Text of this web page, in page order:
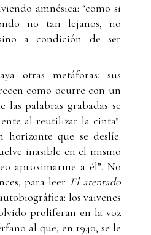
amnésica: “como si
no tan lejanos, no
a condición de ser
otras metáforas: sus
como ocurre con un
las palabras grabadas se
al reutilizar la cinta”.
que se deslíe:
inasible en el mismo
aproximarme a él”. No
para leer El atentado
los vaivenes
proliferan en la voz
al que, en 1940, se le